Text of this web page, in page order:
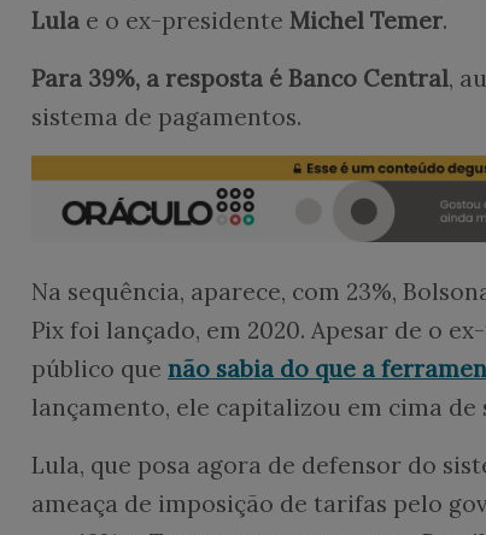
TwitterLula e o ex-presidente Michel Temer.
Para 39%, a resposta é Banco Central,
sistema de pagamentos.
Na sequência, aparece, com 23%,
Pix foi lançado, em 2020. Apesar de o
público que não sabia do que a
lançamento, ele capitalizou em cima de
Lula, que posa agora de defensor do
ameaça de imposição de tarifas pelo